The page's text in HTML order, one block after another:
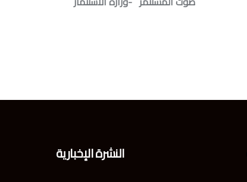
النشرة الإخبارية